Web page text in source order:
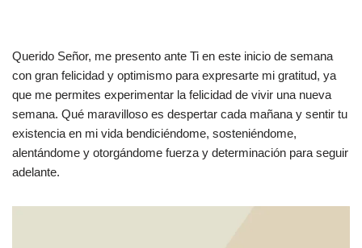
Querido Señor, me presento ante Ti en este inicio de semana
con gran felicidad y optimismo para expresarte mi gratitud, ya
que me permites experimentar la felicidad de vivir una nueva
semana. Qué maravilloso es despertar cada mañana y sentir tu
existencia en mi vida bendiciéndome, sosteniéndome,
alentándome y otorgándome fuerza y determinación para seguir
adelante.